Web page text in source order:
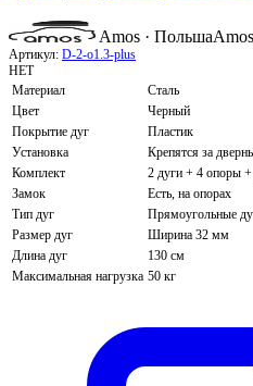
Amos · Польша
Артикул: D-2-o1.3-plus
НЕТ
Материал
Сталь
Цвет
Черный
Покрытие дуг
Пластик
Установка
Крепятся за
Комплект
2 дуги + 4 опоры
Замок
Есть, на опорах
Тип дуг
Прямоугольные
Размер дуг
Ширина 32 мм
Длина дуг
130 см
Максимальная нагрузка 50 кг